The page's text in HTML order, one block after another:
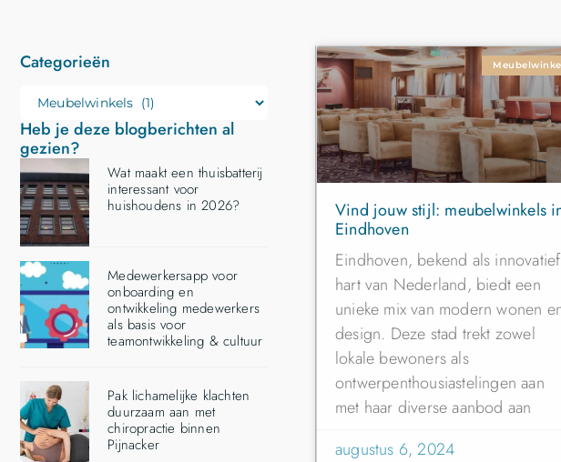
Categorieën
Heb je deze blogberichten al
gezien?
Wat maakt een thuisbatterij
interessant voor
huishoudens in 2026?
Medewerkersapp voor
onboarding en
ontwikkeling medewerkers
als basis voor
teamontwikkeling & cultuur
Pak lichamelijke klachten
duurzaam aan met
chiropractie binnen
Pijnacker
Vind jouw stijl: meubelwinkels
Eindhoven
Eindhoven, bekend als innovatief
hart van Nederland, biedt een
unieke mix van modern wonen
design. Deze stad trekt zowel
lokale bewoners als
ontwerpenthousiastelingen aan
met haar diverse aanbod aan
augustus 6, 2024